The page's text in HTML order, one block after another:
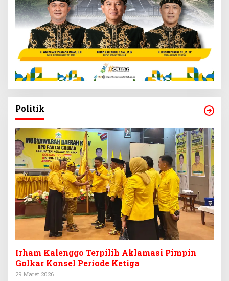
Politik
Irham Kalenggo Terpilih Aklamasi Pimpin
Golkar Konsel Periode Ketiga
29 Maret 2026